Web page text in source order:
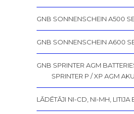
GNB SONNENSCHEIN A500
GNB SONNENSCHEIN A600
GNB SPRINTER AGM
SPRINTER P / XP AGM
LĀDĒTĀJI NI-CD, NI-MH, LITIJA